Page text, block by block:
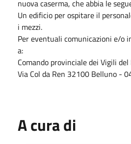
nuova caserma, che abbia le
Un edificio per ospitare il
i mezzi.
Per eventuali comunicazioni e/o
a:
Comando provinciale dei Vigili
Via Col da Ren 32100 Belluno -
A cura di